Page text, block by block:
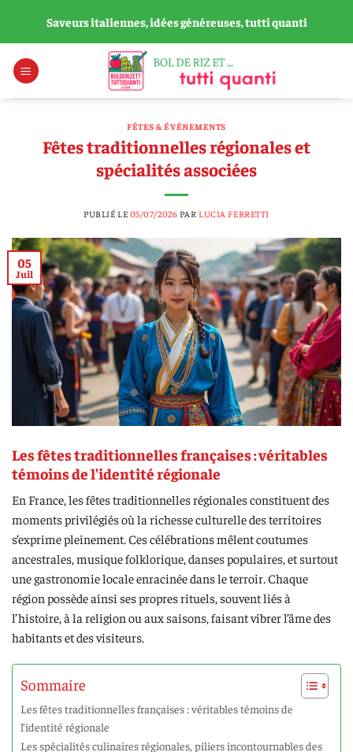
contenu
Saveurs italiennes, idées généreuses, tutti quanti
FÊTES & ÉVÉNEMENTS
Fêtes traditionnelles régionales et
spécialités associées
PUBLIÉ LE 05/07/2026 PAR LUCIA FERRETTI
05
Juil
Les fêtes traditionnelles françaises : véritables
témoins de l’identité régionale
En France, les fêtes traditionnelles régionales constituent des
moments privilégiés où la richesse culturelle des territoires
s’exprime pleinement. Ces célébrations mêlent coutumes
ancestrales, musique folklorique, danses populaires, et surtout
une gastronomie locale enracinée dans le terroir. Chaque
région possède ainsi ses propres rituels, souvent liés à
l’histoire, à la religion ou aux saisons, faisant vibrer l’âme des
habitants et des visiteurs.
Sommaire
Les fêtes traditionnelles françaises : véritables témoins de
l’identité régionale
Les spécialités culinaires régionales, piliers incontournables des